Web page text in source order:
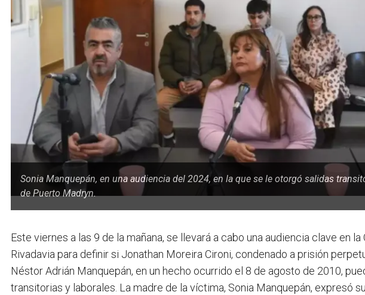
Sonia Manquepán, en una audiencia del 2024, en la que se le otorgó salidas
de Puerto Madryn.
Este viernes a las 9 de la mañana, se llevará a cabo una audiencia clave en
Rivadavia para definir si Jonathan Moreira Cironi, condenado a prisión
Néstor Adrián Manquepán, en un hecho ocurrido el 8 de agosto de 2010,
transitorias y laborales. La madre de la víctima, Sonia Manquepán, expresó